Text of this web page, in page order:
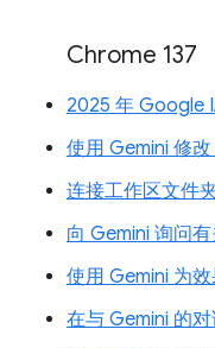
Chrome 137
2025 年 Google
使用 Gemini 修
连接工作区文件
向 Gemini 询问
使用 Gemini 为
在与 Gemini 的